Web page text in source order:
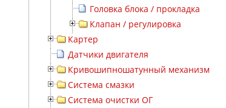
Головка блока / прокладка
Клапан / регулировка
Картер
Датчики двигателя
Кривошипношатунный механизм
Система смазки
Система очистки ОГ